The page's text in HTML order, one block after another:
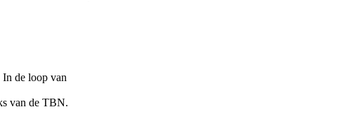
de loop van
van de TBN.